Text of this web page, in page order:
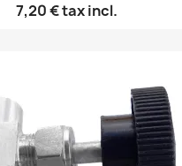
7,20 €tax incl.